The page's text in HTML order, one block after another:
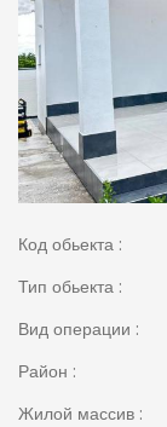
Код обьекта :
Тип обьекта :
Вид операции :
Район :
Жилой массив :